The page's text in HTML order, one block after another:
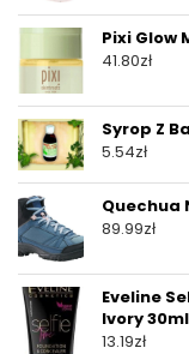
Pixi Glow
41.80zł
Syrop Z
5.54zł
Quechua
89.99zł
Eveline
Ivory 30ml
13.19zł